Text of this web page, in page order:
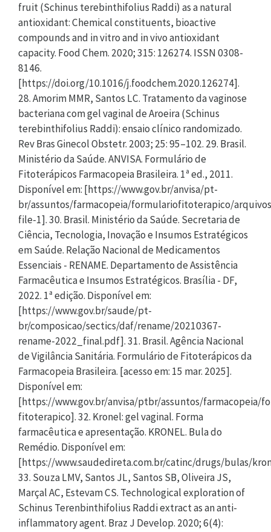
fruit (Schinus terebinthifolius Raddi) as a natural
antioxidant: Chemical constituents, bioactive
compounds and in vitro and in vivo antioxidant
capacity. Food Chem. 2020; 315: 126274. ISSN 0308-
8146.
[https://doi.org/10.1016/j.foodchem.2020.126274].
28. Amorim MMR, Santos LC. Tratamento da vaginose
bacteriana com gel vaginal de Aroeira (Schinus
terebinthifolius Raddi): ensaio clínico randomizado.
Rev Bras Ginecol Obstetr. 2003; 25: 95–102. 29. Brasil.
Ministério da Saúde. ANVISA. Formulário de
Fitoterápicos Farmacopeia Brasileira. 1ª ed., 2011.
Disponível em: [https://www.gov.br/anvisa/pt-
br/assuntos/farmacopeia/formulariofitoterapico/
file-1]. 30. Brasil. Ministério da Saúde. Secretaria de
Ciência, Tecnologia, Inovação e Insumos Estratégicos
em Saúde. Relação Nacional de Medicamentos
Essenciais - RENAME. Departamento de Assistência
Farmacêutica e Insumos Estratégicos. Brasília - DF,
2022. 1ª edição. Disponível em:
[https://www.gov.br/saude/pt-
br/composicao/sectics/daf/rename/20210367-
rename-2022_final.pdf]. 31. Brasil. Agência Nacional
de Vigilância Sanitária. Formulário de Fitoterápicos da
Farmacopeia Brasileira. [acesso em: 15 mar. 2025].
Disponível em:
[https://www.gov.br/anvisa/ptbr/assuntos/farmacopeia/
fitoterapico]. 32. Kronel: gel vaginal. Forma
farmacêutica e apresentação. KRONEL. Bula do
Remédio. Disponível em:
[https://www.saudedireta.com.br/catinc/drugs/bulas/
33. Souza LMV, Santos JL, Santos SB, Oliveira JS,
Marçal AC, Estevam CS. Technological exploration of
Schinus Terenbinthifolius Raddi extract as an anti-
inflammatory agent. Braz J Develop. 2020; 6(4):